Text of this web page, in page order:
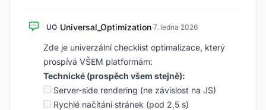
UO Universal_Optimization·7. ledna 2026
Zde je univerzální checklist optimalizace, který
prospívá VŠEM platformám:
Technické (prospěch všem stejně):
Server-side rendering (ne závislost na JS)
Rychlé načítání stránek (pod 2,5 s)